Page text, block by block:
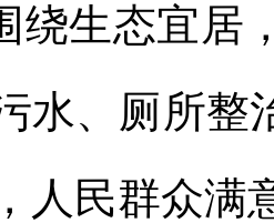
绕生态宜居
水、厕所整
人民群众满